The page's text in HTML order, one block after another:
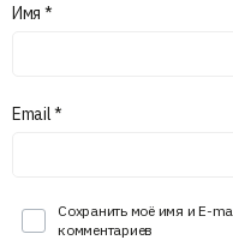
Имя *
Email*
Сохранить моё имя и E-
комментариев